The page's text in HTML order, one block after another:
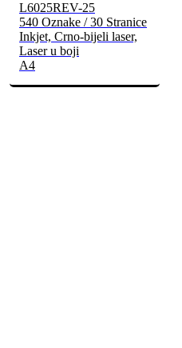
L6025REV-25
540 Oznake / 30 Stranice
Inkjet, Crno-bijeli laser,
Laser u boji
A4